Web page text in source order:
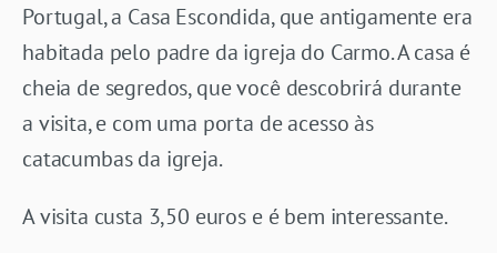
Portugal, a Casa Escondida, que antigamente era
habitada pelo padre da igreja do Carmo. A casa é
cheia de segredos, que você descobrirá durante
a visita, e com uma porta de acesso às
catacumbas da igreja.
A visita custa 3,50 euros e é bem interessante.